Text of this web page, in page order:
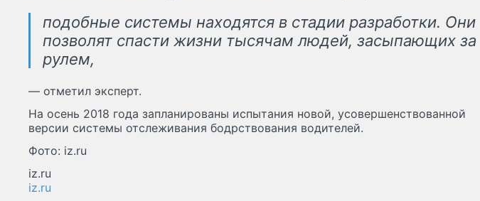
подобные системы находятся в стадии разработки. Они
позволят спасти жизни тысячам людей, засыпающих за
рулем,
— отметил эксперт.
На осень 2018 года запланированы испытания новой, усовершенствованной
версии системы отслеживания бодрствования водителей.
Фото: iz.ru
iz.ru
iz.ru